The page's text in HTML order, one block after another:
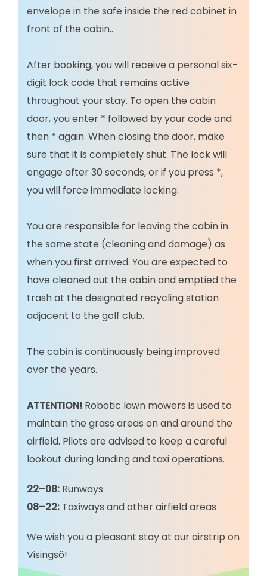
envelope in the safe inside the red cabinet in
front of the cabin..
After booking, you will receive a personal six-
digit lock code that remains active
throughout your stay. To open the cabin
door, you enter * followed by your code and
then * again. When closing the door, make
sure that it is completely shut. The lock will
engage after 30 seconds, or if you press *,
you will force immediate locking.
You are responsible for leaving the cabin in
the same state (cleaning and damage) as
when you first arrived. You are expected to
have cleaned out the cabin and emptied the
trash at the designated recycling station
adjacent to the golf club.
The cabin is continuously being improved
over the years.
ATTENTION! Robotic lawn mowers is used to
maintain the grass areas on and around the
airfield. Pilots are advised to keep a careful
lookout during landing and taxi operations.
22–08: Runways
08–22: Taxiways and other airfield areas
We wish you a pleasant stay at our airstrip on
Visingsö!